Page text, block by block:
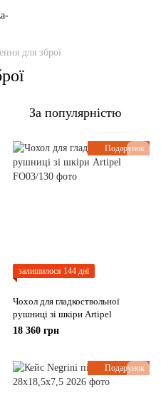
для зброї
За популярністю
Подарунок
залишилося 144 дні
Чохол для гладкоствольної
рушниці зі шкіри Artipel
18 360 грн
Подарунок